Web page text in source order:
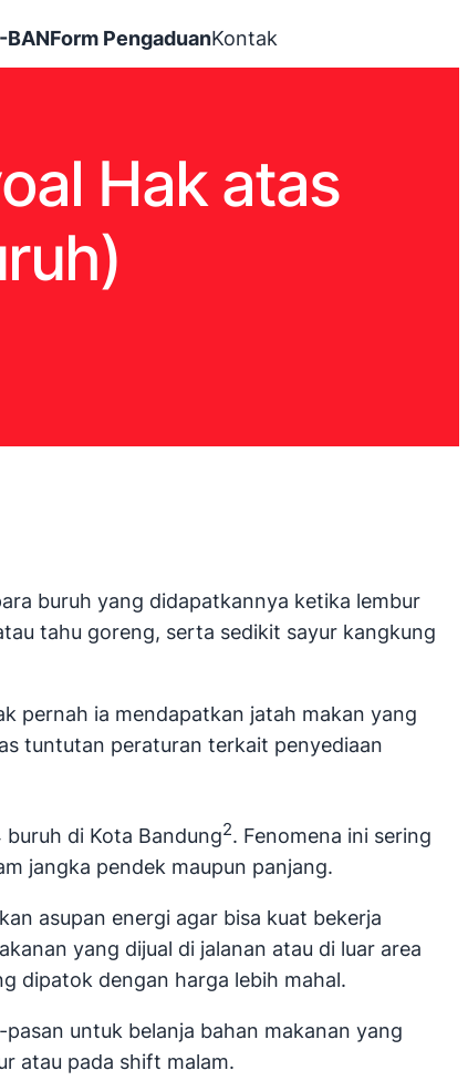
BANForm PengaduanKontak
Hak atas
buruh yang didapatkannya ketika lembur
tahu goreng, serta sedikit sayur kangkung
pernah ia mendapatkan jatah makan yang
tuntutan peraturan terkait penyediaan
di Kota Bandung2. Fenomena ini sering
jangka pendek maupun panjang.
asupan energi agar bisa kuat bekerja
yang dijual di jalanan atau di luar area
dipatok dengan harga lebih mahal.
untuk belanja bahan makanan yang
atau pada shift malam.